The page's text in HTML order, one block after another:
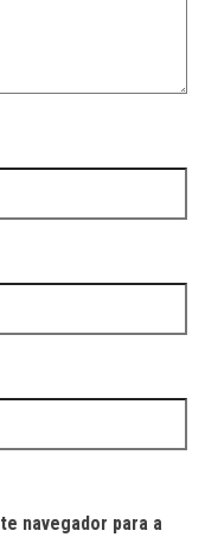
navegador para a